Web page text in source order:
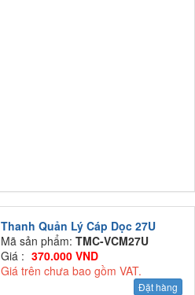
Thanh Quản Lý Cáp Dọc 27U
Mã sản phẩm: TMC-VCM27U
Giá : 370.000 VND
Giá trên chưa bao gồm VAT.
Đặt hàng